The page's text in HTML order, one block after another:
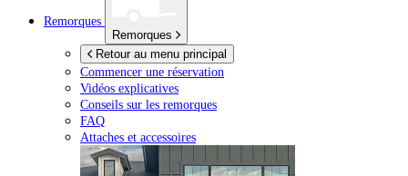
Remorques
Remorques
Retour au menu principal
Commencer une réservation
Vidéos explicatives
Conseils sur les remorques
FAQ
Attaches et accessoires